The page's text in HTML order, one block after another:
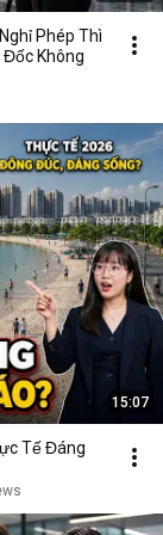
Phép Thì
Đốc Không
15:07
Tế Đáng